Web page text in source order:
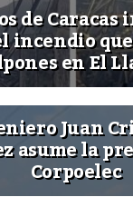
de
incendio
en El
Juan
asume la
Corpoelec